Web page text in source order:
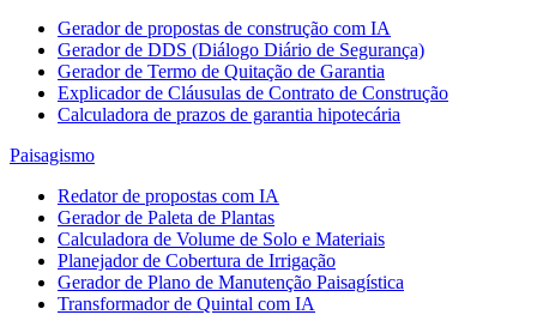
Gerador de propostas de construção com IA
Gerador de DDS (Diálogo Diário de Segurança)
Gerador de Termo de Quitação de Garantia
Explicador de Cláusulas de Contrato de Construção
Calculadora de prazos de garantia hipotecária
Paisagismo
Redator de propostas com IA
Gerador de Paleta de Plantas
Calculadora de Volume de Solo e Materiais
Planejador de Cobertura de Irrigação
Gerador de Plano de Manutenção Paisagística
Transformador de Quintal com IA